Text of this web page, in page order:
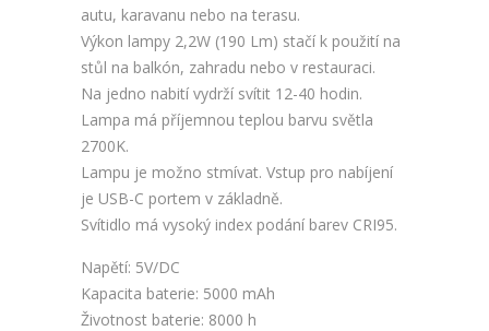
autu, karavanu nebo na terasu.
Výkon lampy 2,2W (190 Lm) stačí k použití na
stůl na balkón, zahradu nebo v restauraci.
Na jedno nabití vydrží svítit 12-40 hodin.
Lampa má příjemnou teplou barvu světla
2700K.
Lampu je možno stmívat. Vstup pro nabíjení
je USB-C portem v základně.
Svítidlo má vysoký index podání barev CRI95.
Napětí: 5V/DC
Kapacita baterie: 5000 mAh
Životnost baterie: 8000 h